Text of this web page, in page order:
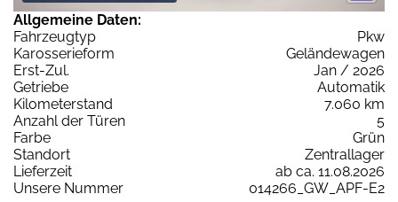
Allgemeine Daten:
Fahrzeugtyp
Pkw
Karosserieform
Geländewagen
Erst-Zul.
Jan / 2026
Getriebe
Automatik
Kilometerstand
7.060 km
Anzahl der Türen
5
Farbe
Grün
Standort
Zentrallager
Lieferzeit
ab ca. 11.08.2026
Unsere Nummer
014266_GW_APF-E2